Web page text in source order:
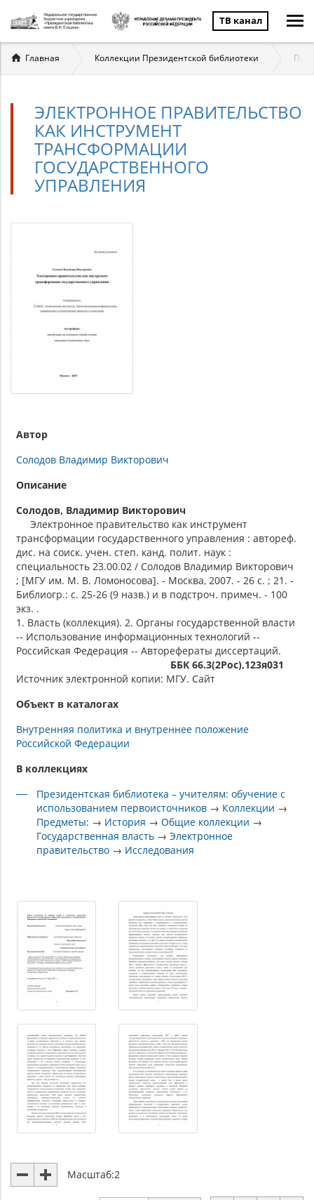
ТВ канал
Вы
здесь
Главная Коллекции Президентской библиотеки
ЭЛЕКТРОННОЕ ПРАВИТЕЛЬСТВО
КАК ИНСТРУМЕНТ
ТРАНСФОРМАЦИИ
ГОСУДАРСТВЕННОГО
УПРАВЛЕНИЯ
Автор
Солодов Владимир Викторович
Описание
Солодов, Владимир Викторович
Электронное правительство как инструмент
трансформации государственного управления : автореф.
дис. на соиск. учен. степ. канд. полит. наук :
специальность 23.00.02 / Солодов Владимир Викторович
; [МГУ им. М. В. Ломоносова]. - Москва, 2007. - 26 с. ; 21. -
Библиогр.: с. 25-26 (9 назв.) и в подстроч. примеч. - 100
экз. .
1. Власть (коллекция). 2. Органы государственной власти
-- Использование информационных технологий --
Российская Федерация -- Авторефераты диссертаций.
ББК 66.3(2Рос),123я031
Источник электронной копии: МГУ. Сайт
Объект в каталогах
Внутренняя политика и внутреннее положение
Российской Федерации
В коллекциях
Президентская библиотека – учителям: обучение с
использованием первоисточников → Коллекции →
Предметы: → История →Общие коллекции →
Государственная власть →Электронное
правительство → Исследования
Масштаб:2